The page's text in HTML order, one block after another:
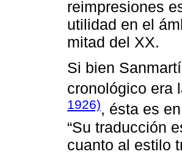
reimpresiones
utilidad en el
mitad del XX.
Si bien
cronológico era
1926), ésta es
“Su traducción
cuanto al estilo